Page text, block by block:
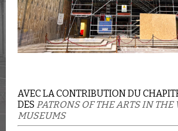
AVEC LA CONTRIBUTION DU
DES PATRONS OF THE ARTS IN THE
MUSEUMS